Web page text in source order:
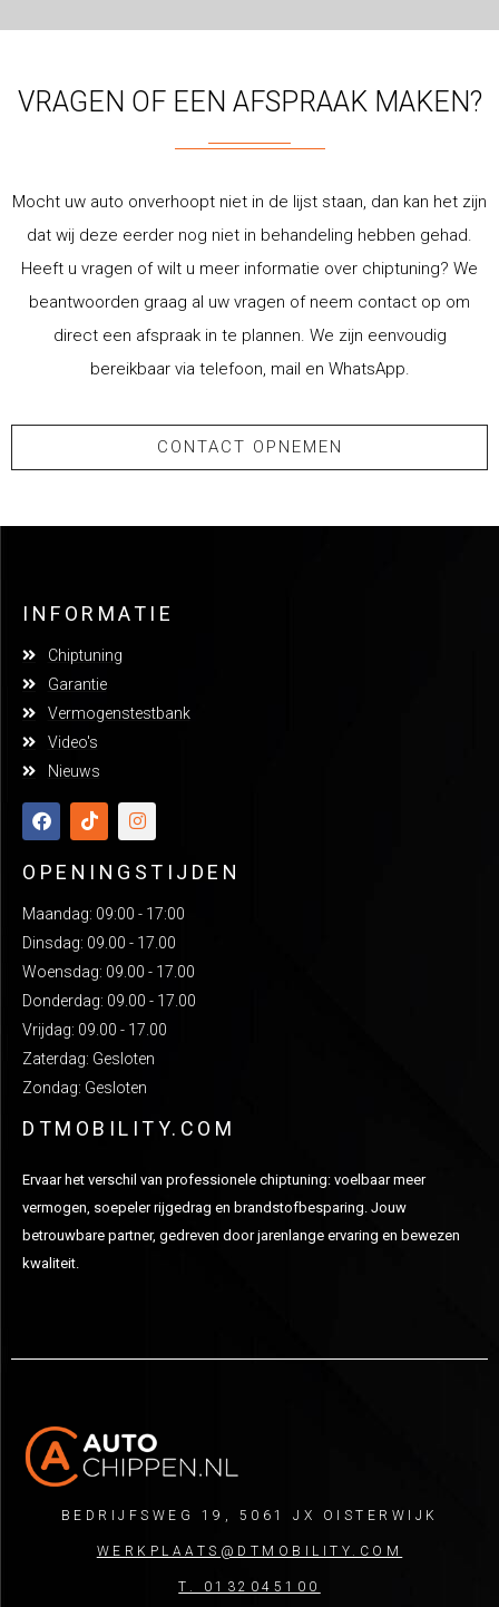
VRAGEN OF EEN AFSPRAAK MAKEN?
Mocht uw auto onverhoopt niet in de lijst staan, dan kan het zijn
dat wij deze eerder nog niet in behandeling hebben gehad.
Heeft u vragen of wilt u meer informatie over chiptuning? We
beantwoorden graag al uw vragen of neem contact op om
direct een afspraak in te plannen. We zijn eenvoudig
bereikbaar via telefoon, mail en WhatsApp.
CONTACT OPNEMEN
INFORMATIE
Chiptuning
Garantie
Vermogenstestbank
Video's
Nieuws
OPENINGSTIJDEN
Maandag: 09:00 - 17:00
Dinsdag: 09.00 - 17.00
Woensdag: 09.00 - 17.00
Donderdag: 09.00 - 17.00
Vrijdag: 09.00 - 17.00
Zaterdag: Gesloten
Zondag: Gesloten
DTMOBILITY.COM
Ervaar het verschil van professionele chiptuning: voelbaar meer
vermogen, soepeler rijgedrag en brandstofbesparing. Jouw
betrouwbare partner, gedreven door jarenlange ervaring en bewezen
kwaliteit.
BEDRIJFSWEG 19, 5061 JX OISTERWIJK
WERKPLAATS@DTMOBILITY.COM
T. 0132045100